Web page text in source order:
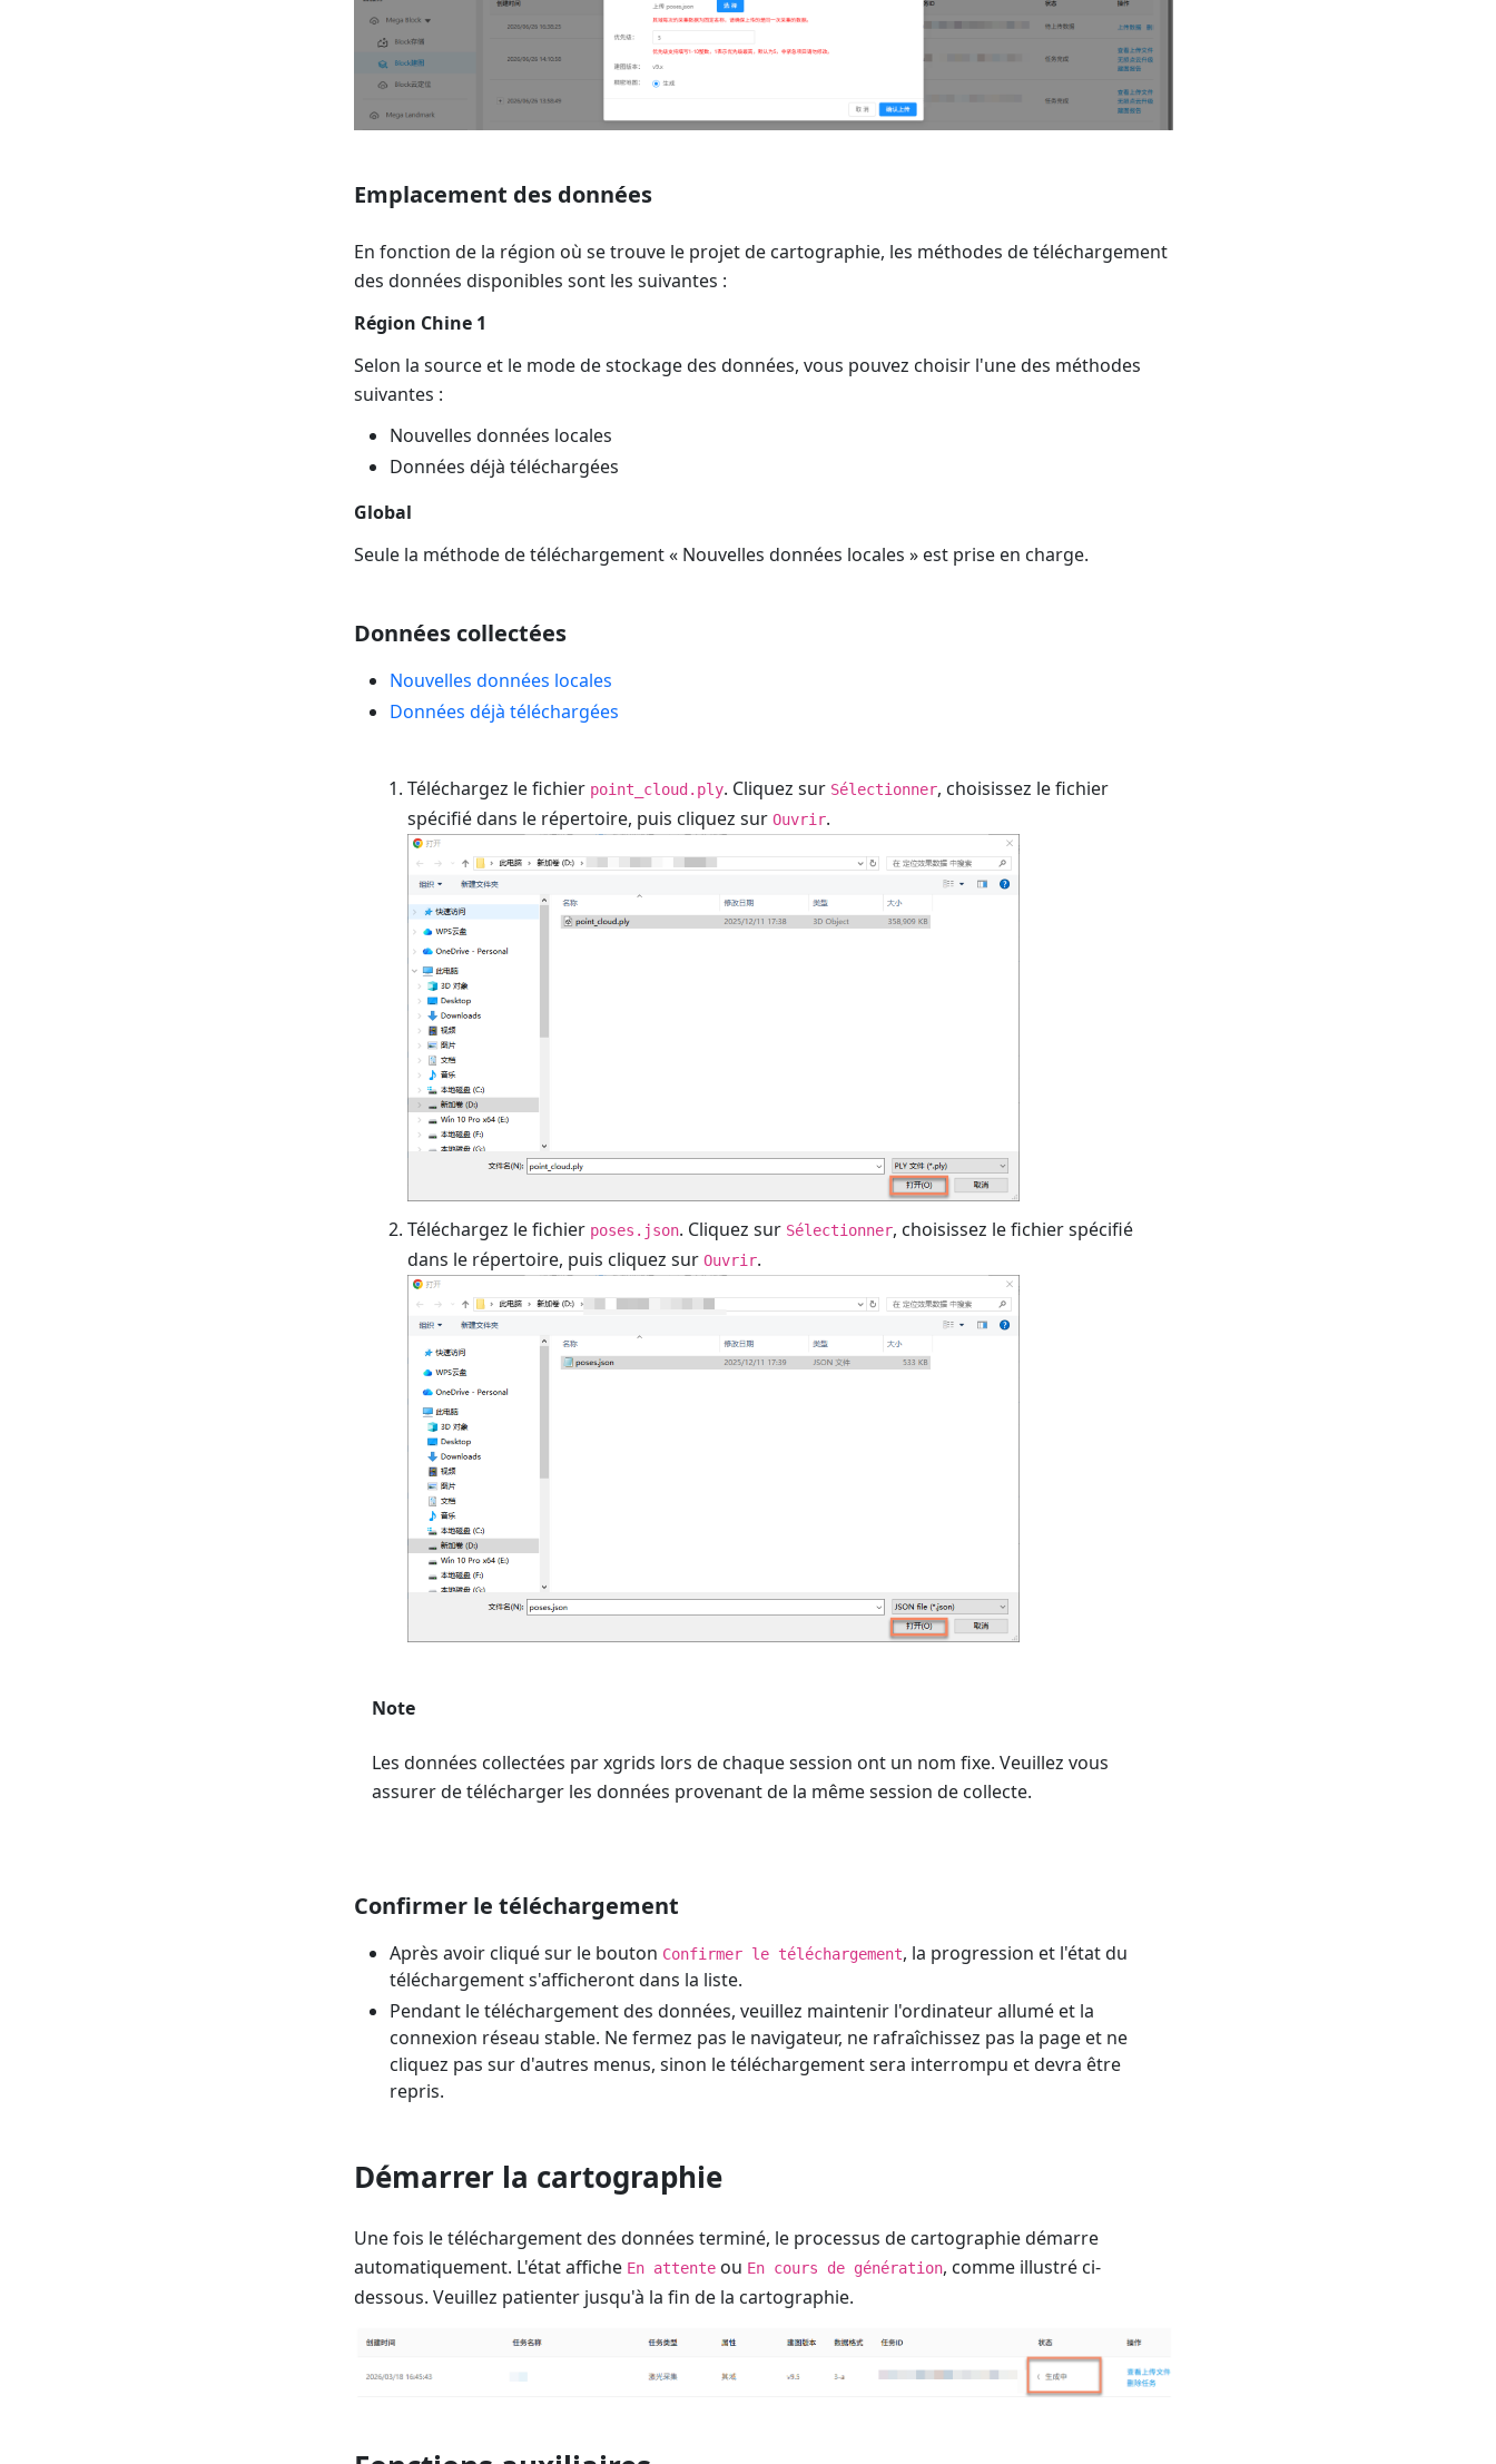
Emplacement des données
En fonction de la région où se trouve le projet de cartographie, les méthodes de téléchargement
des données disponibles sont les suivantes :
Région Chine 1
Selon la source et le mode de stockage des données, vous pouvez choisir l'une des méthodes
suivantes :
Nouvelles données locales
Données déjà téléchargées
Global
Seule la méthode de téléchargement « Nouvelles données locales » est prise en charge.
Données collectées
Nouvelles données locales
Données déjà téléchargées
Téléchargez le fichier point_cloud.ply. Cliquez sur Sélectionner, choisissez le fichier
spécifié dans le répertoire, puis cliquez sur Ouvrir.
Téléchargez le fichier poses.json. Cliquez sur Sélectionner, choisissez le fichier spécifié
dans le répertoire, puis cliquez sur Ouvrir.
Note
Les données collectées par xgrids lors de chaque session ont un nom fixe. Veuillez vous
assurer de télécharger les données provenant de la même session de collecte.
Confirmer le téléchargement
Après avoir cliqué sur le bouton Confirmer le téléchargement, la progression et l'état du
téléchargement s'afficheront dans la liste.
Pendant le téléchargement des données, veuillez maintenir l'ordinateur allumé et la
connexion réseau stable. Ne fermez pas le navigateur, ne rafraîchissez pas la page et ne
cliquez pas sur d'autres menus, sinon le téléchargement sera interrompu et devra être
repris.
Démarrer la cartographie
Une fois le téléchargement des données terminé, le processus de cartographie démarre
automatiquement. L'état affiche En attenteou En cours de génération, comme illustré ci-
dessous. Veuillez patienter jusqu'à la fin de la cartographie.